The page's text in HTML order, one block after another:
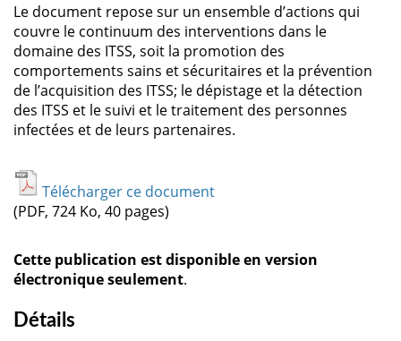
Le document repose sur un ensemble d’actions qui
couvre le continuum des interventions dans le
domaine des ITSS, soit la promotion des
comportements sains et sécuritaires et la prévention
de l’acquisition des ITSS; le dépistage et la détection
des ITSS et le suivi et le traitement des personnes
infectées et de leurs partenaires.
Télécharger ce document
(PDF, 724 Ko, 40 pages)
Cette publication est disponible en version
électronique seulement.
Détails